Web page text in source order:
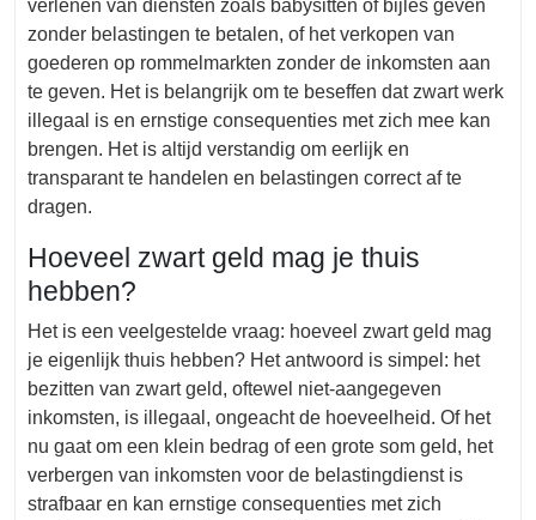
verlenen van diensten zoals babysitten of bijles geven
zonder belastingen te betalen, of het verkopen van
goederen op rommelmarkten zonder de inkomsten aan
te geven. Het is belangrijk om te beseffen dat zwart werk
illegaal is en ernstige consequenties met zich mee kan
brengen. Het is altijd verstandig om eerlijk en
transparant te handelen en belastingen correct af te
dragen.
Hoeveel zwart geld mag je thuis
hebben?
Het is een veelgestelde vraag: hoeveel zwart geld mag
je eigenlijk thuis hebben? Het antwoord is simpel: het
bezitten van zwart geld, oftewel niet-aangegeven
inkomsten, is illegaal, ongeacht de hoeveelheid. Of het
nu gaat om een klein bedrag of een grote som geld, het
verbergen van inkomsten voor de belastingdienst is
strafbaar en kan ernstige consequenties met zich